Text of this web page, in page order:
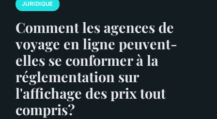
JURIDIQUE
Comment les agences de
voyage en ligne peuvent-
elles se conformer à la
réglementation sur
l'affichage des prix tout
compris?